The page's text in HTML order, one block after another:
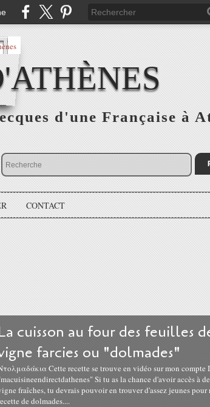
d'une Française à
CONTACT
cuisson au four des feuilles
farcies ou "dolmades"
Cette recette se trouve en vidéo sur mon compte
Si tu as la chance d'avoir accès à
fraîches, tu devrais pouvoir en trouver d'assez jeunes pour
de dolmades....